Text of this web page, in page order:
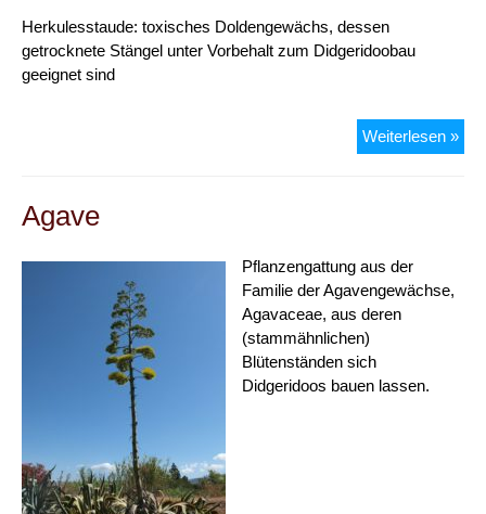
Herkulesstaude: toxisches Doldengewächs, dessen
getrocknete Stängel unter Vorbehalt zum Didgeridoobau
geeignet sind
Weiterlesen »
Agave
Pflanzengattung aus der
Familie der Agavengewächse,
Agavaceae, aus deren
(stammähnlichen)
Blütenständen sich
Didgeridoos bauen lassen.